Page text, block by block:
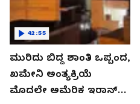
ಮುರಿದು ಬಿದ್ದ ಶಾಂತಿ ಒಪ್ಪಂದ,
ಖಮೇನಿ ಅಂತ್ಯಕ್ರಿಯೆ
ಮೊದಲೇ ಅಮೆರಿಕ ಇರಾನ್
42:55